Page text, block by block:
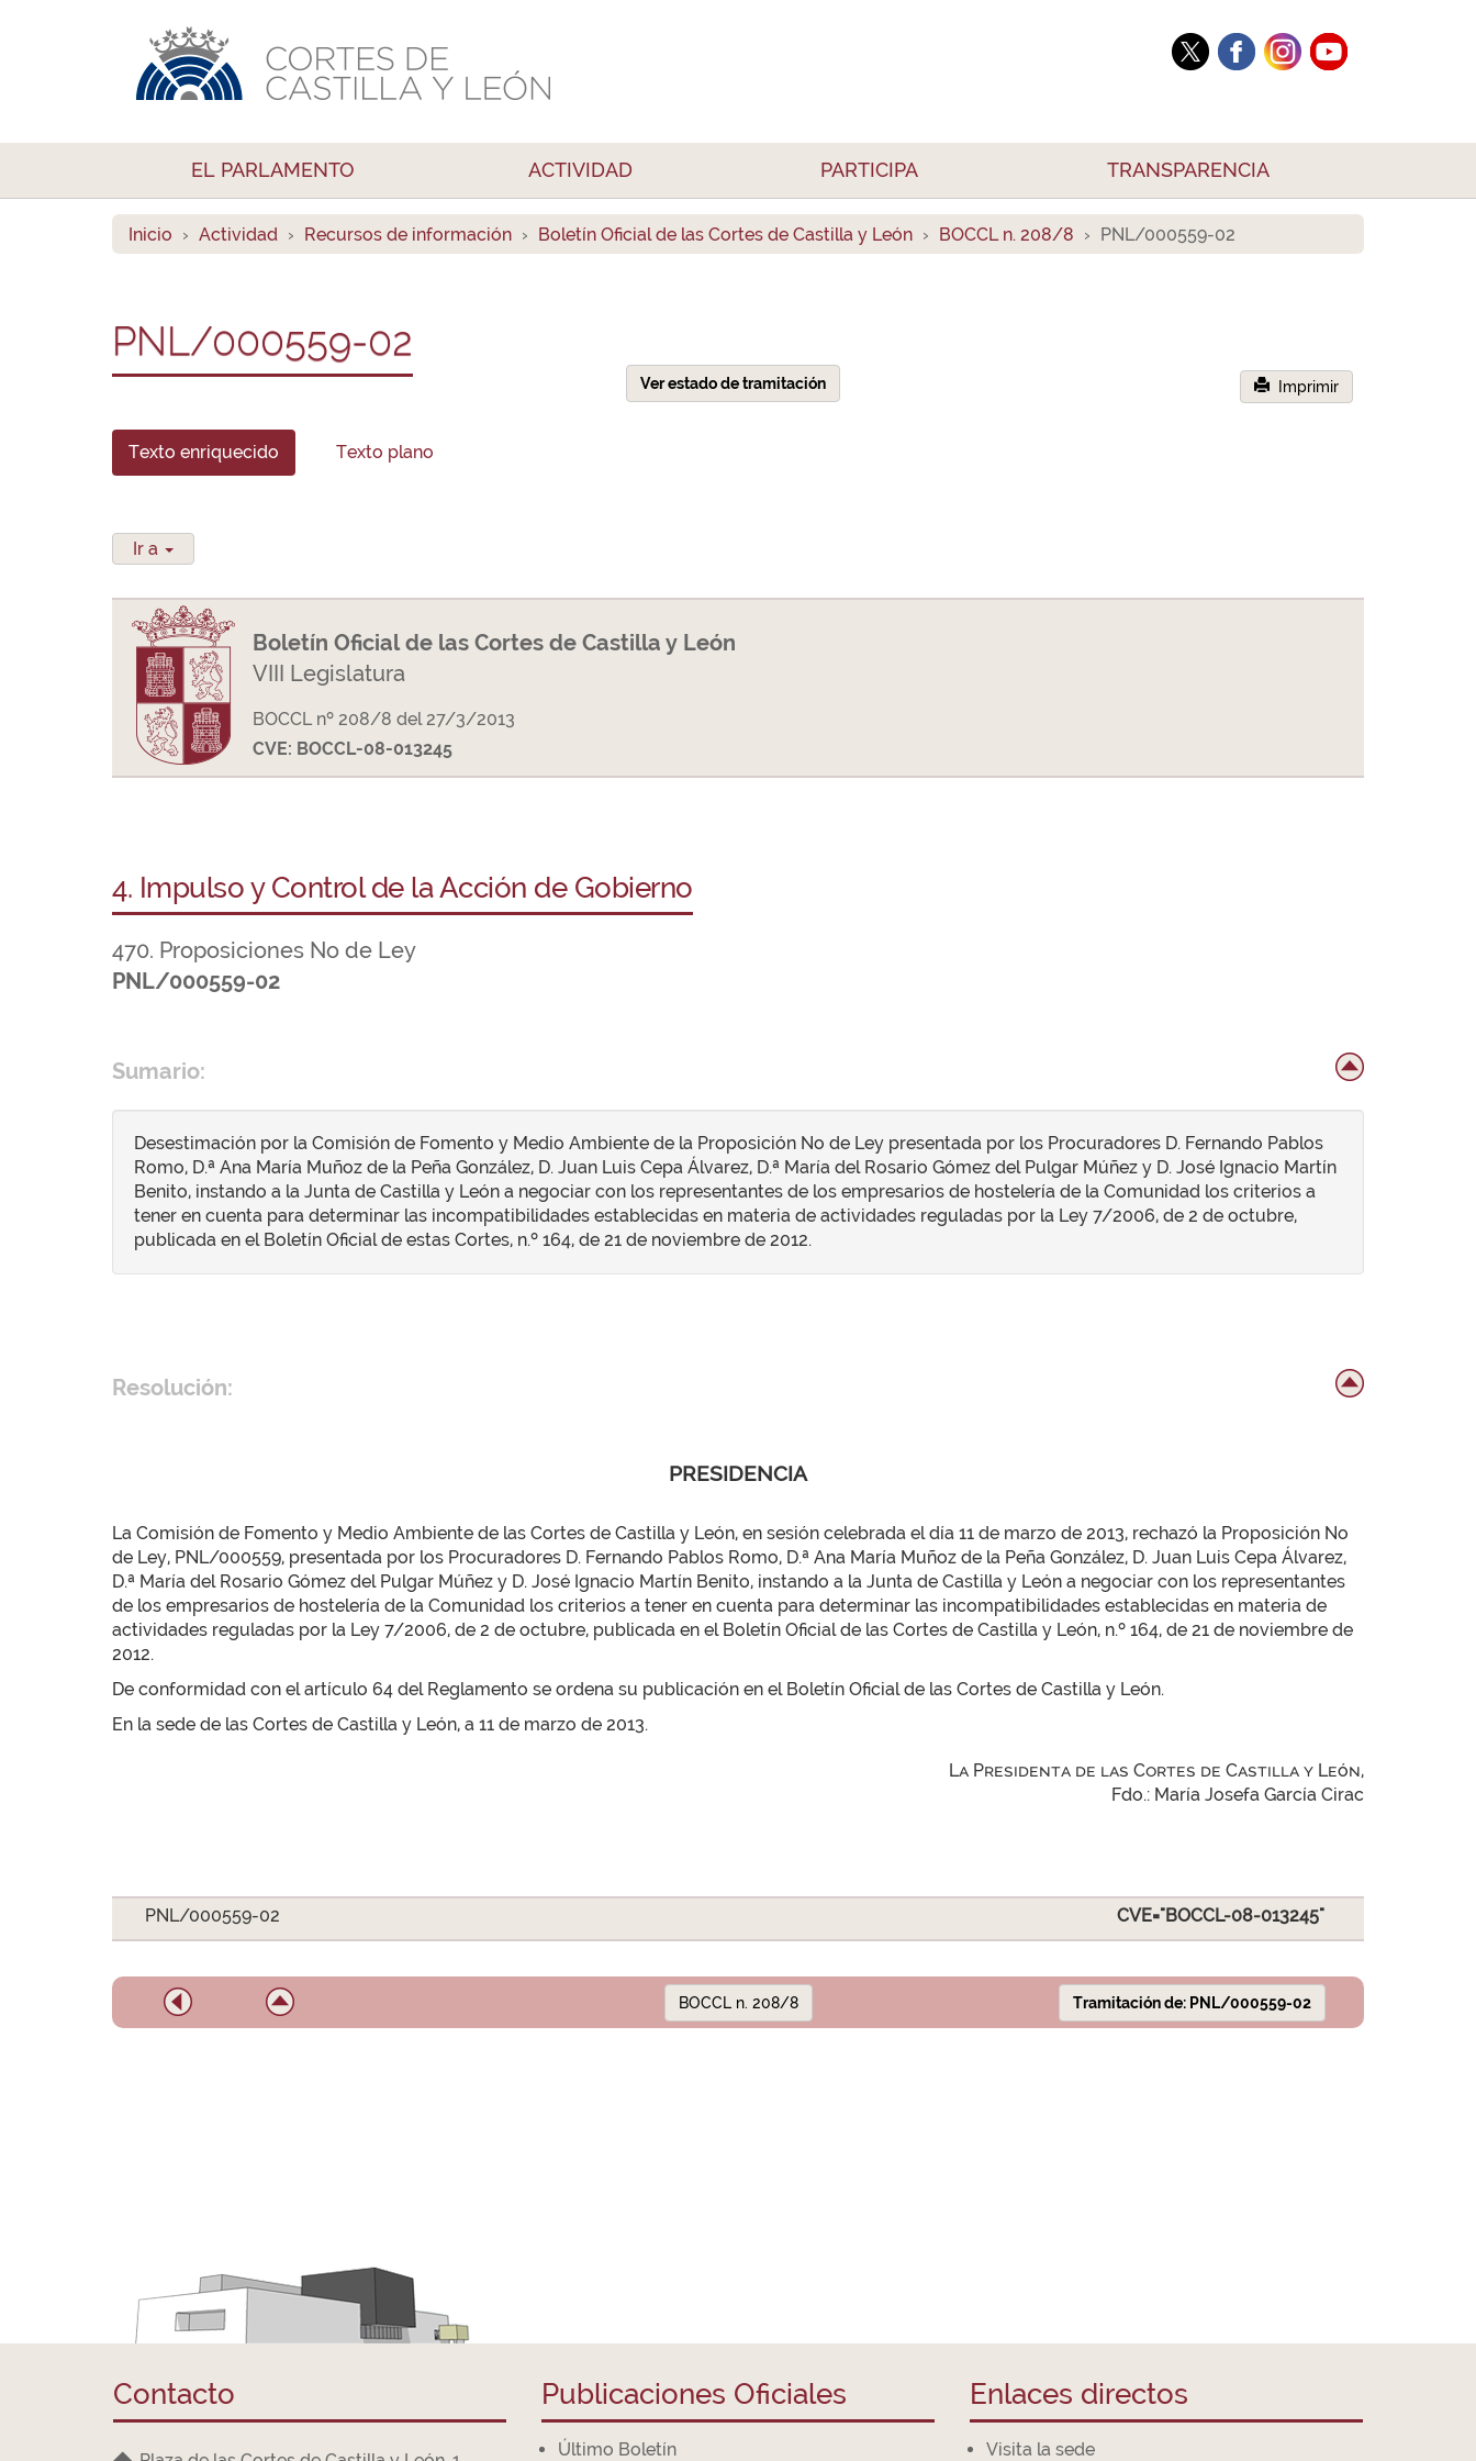
EL PARLAMENTO ACTIVIDAD PARTICIPA TRANSPARENCIA
Inicio Actividad Recursos de información Boletín Oficial de las Cortes de Castilla y León BOCCL n. 208/8 PNL/000559-02
PNL/000559-02
Ver estado de tramitación Imprimir
Texto enriquecido Texto plano
Ir a
Boletín Oficial de las Cortes de Castilla y León
VIII Legislatura
BOCCL nº 208/8 del 27/3/2013
CVE: BOCCL-08-013245
4. Impulso y Control de la Acción de Gobierno
470. Proposiciones No de Ley
PNL/000559-02
Sumario:
Desestimación por la Comisión de Fomento y Medio Ambiente de la Proposición No de Ley presentada por los Procuradores D. Fernando Pablos
Romo, D.ª Ana María Muñoz de la Peña González, D. Juan Luis Cepa Álvarez, D.ª María del Rosario Gómez del Pulgar Múñez y D. José Ignacio Martín
Benito, instando a la Junta de Castilla y León a negociar con los representantes de los empresarios de hostelería de la Comunidad los criterios a
tener en cuenta para determinar las incompatibilidades establecidas en materia de actividades reguladas por la Ley 7/2006, de 2 de octubre,
publicada en el Boletín Oficial de estas Cortes, n.º 164, de 21 de noviembre de 2012.
Resolución:
PRESIDENCIA
La Comisión de Fomento y Medio Ambiente de las Cortes de Castilla y León, en sesión celebrada el día 11 de marzo de 2013, rechazó la Proposición No
de Ley, PNL/000559, presentada por los Procuradores D. Fernando Pablos Romo, D.ª Ana María Muñoz de la Peña González, D. Juan Luis Cepa Álvarez,
D.ª María del Rosario Gómez del Pulgar Múñez y D. José Ignacio Martín Benito, instando a la Junta de Castilla y León a negociar con los representantes
de los empresarios de hostelería de la Comunidad los criterios a tener en cuenta para determinar las incompatibilidades establecidas en materia de
actividades reguladas por la Ley 7/2006, de 2 de octubre, publicada en el Boletín Oficial de las Cortes de Castilla y León, n.º 164, de 21 de noviembre de
2012.
De conformidad con el artículo 64 del Reglamento se ordena su publicación en el Boletín Oficial de las Cortes de Castilla y León.
En la sede de las Cortes de Castilla y León, a 11 de marzo de 2013.
La Presidenta de las Cortes de Castilla y León,
Fdo.: María Josefa García Cirac
PNL/000559-02 CVE="BOCCL-08-013245"
BOCCL n. 208/8 Tramitación de: PNL/000559-02
Contacto Publicaciones Oficiales
Último Boletín
Enlaces directos
Visita la sede